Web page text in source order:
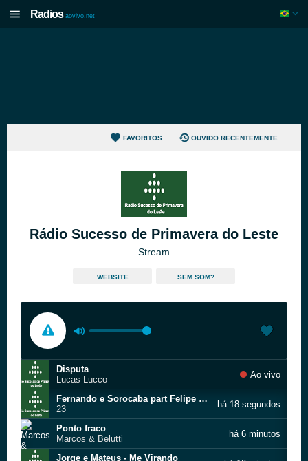
Radios aovivo.net
FAVORITOS OUVIDO RECENTEMENTE
Rádio Sucesso de Primavera do Leste
Stream
WEBSITE SEM SOM?
Disputa
Lucas Lucco
Ao vivo
Fernando e Sorocaba part Felipe Duran - E T
23
há 18 segundos
Ponto fraco
Marcos & Belutti
há 6 minutos
Jorge e Mateus - Me Virando